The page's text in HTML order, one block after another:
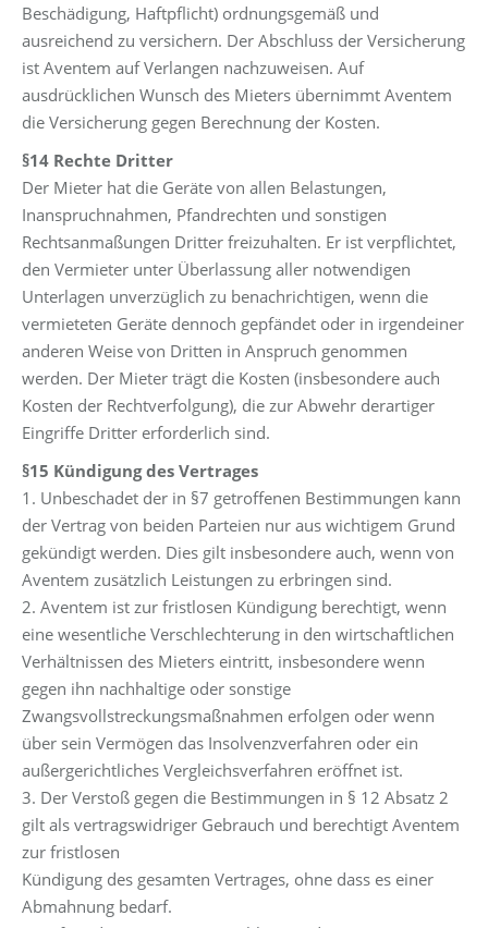
Beschädigung, Haftpflicht) ordnungsgemäß und
ausreichend zu versichern. Der Abschluss der Versicherung
ist Aventem auf Verlangen nachzuweisen. Auf
ausdrücklichen Wunsch des Mieters übernimmt Aventem
die Versicherung gegen Berechnung der Kosten.
§14 Rechte Dritter
Der Mieter hat die Geräte von allen Belastungen,
Inanspruchnahmen, Pfandrechten und sonstigen
Rechtsanmaßungen Dritter freizuhalten. Er ist verpflichtet,
den Vermieter unter Überlassung aller notwendigen
Unterlagen unverzüglich zu benachrichtigen, wenn die
vermieteten Geräte dennoch gepfändet oder in irgendeiner
anderen Weise von Dritten in Anspruch genommen
werden. Der Mieter trägt die Kosten (insbesondere auch
Kosten der Rechtverfolgung), die zur Abwehr derartiger
Eingriffe Dritter erforderlich sind.
§15 Kündigung des Vertrages
1. Unbeschadet der in §7 getroffenen Bestimmungen kann
der Vertrag von beiden Parteien nur aus wichtigem Grund
gekündigt werden. Dies gilt insbesondere auch, wenn von
Aventem zusätzlich Leistungen zu erbringen sind.
2. Aventem ist zur fristlosen Kündigung berechtigt, wenn
eine wesentliche Verschlechterung in den wirtschaftlichen
Verhältnissen des Mieters eintritt, insbesondere wenn
gegen ihn nachhaltige oder sonstige
Zwangsvollstreckungsmaßnahmen erfolgen oder wenn
über sein Vermögen das Insolvenzverfahren oder ein
außergerichtliches Vergleichsverfahren eröffnet ist.
3. Der Verstoß gegen die Bestimmungen in § 12 Absatz 2
gilt als vertragswidriger Gebrauch und berechtigt Aventem
zur fristlosen
Kündigung des gesamten Vertrages, ohne dass es einer
Abmahnung bedarf.